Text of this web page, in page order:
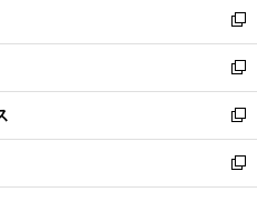
く
で
開
く
ド
ウ
で
開
く
ィ
ン
ド
ウ
で
開
く
い
ウ
ィ
ン
ド
ウ
で
開
新
し
い
ウ
ィ
ン
ド
ウ
新
し
い
ウ
ィ
ン
新
し
い
ウ
新
し